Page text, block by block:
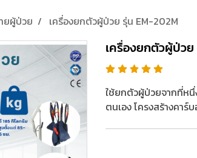
ยผู้ป่วย เครื่องยกตัวผู้ป่วย รุ่น EM-202M
เครื่องยกตัวผู้ป่ว
ใช้ยกตัวผู้ป่วยจากที่ห
ตนเอง โครงสร้างคา